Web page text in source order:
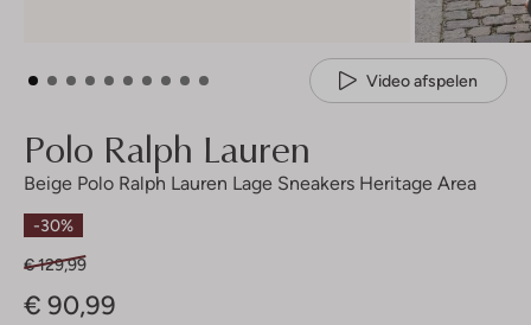
Video afspelen
Polo Ralph Lauren
Beige Polo Ralph Lauren Lage Sneakers Heritage Area
-30%
€ 129,99
€ 90,99